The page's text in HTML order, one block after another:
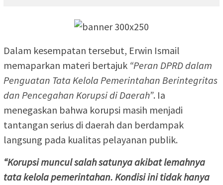
Dalam kesempatan tersebut, Erwin Ismail
memaparkan materi bertajuk “Peran DPRD dalam
Penguatan Tata Kelola Pemerintahan Berintegritas
dan Pencegahan Korupsi di Daerah”. Ia
menegaskan bahwa korupsi masih menjadi
tantangan serius di daerah dan berdampak
langsung pada kualitas pelayanan publik.
“Korupsi muncul salah satunya akibat lemahnya
tata kelola pemerintahan. Kondisi ini tidak hanya